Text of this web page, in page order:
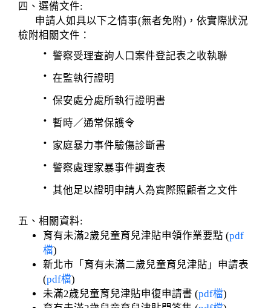
四、選備文件:
申請人如具以下之情事(無者免附)，依實際狀況
檢附相關文件：
． 警察受理查詢人口案件登記表之收執聯
． 在監執行證明
． 保安處分處所執行證明書
． 暫時／通常保護令
． 家庭暴力事件驗傷診斷書
． 警察處理家暴事件調查表
． 其他足以證明申請人為實際照顧者之文件
五、相關資料:
育有未滿2歲兒童育兒津貼申領作業要點 (pdf
檔)
新北市「育有未滿二歲兒童育兒津貼」申請表
(pdf檔)
未滿2歲兒童育兒津貼申復申請書 (pdf檔)